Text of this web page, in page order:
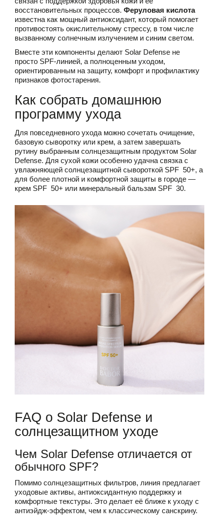
восстановительных процессов. Феруловая кислота
известна как мощный антиоксидант, который помогает
противостоять окислительному стрессу, в том числе
вызванному солнечным излучением и синим светом.
Вместе эти компоненты делают Solar Defense не
просто SPF-линией, а полноценным уходом,
ориентированным на защиту, комфорт и профилактику
признаков фотостарения.
Как собрать домашнюю
программу ухода
Для повседневного ухода можно сочетать очищение,
базовую сыворотку или крем, а затем завершать
рутину выбранным солнцезащитным продуктом Solar
Defense. Для сухой кожи особенно удачна связка с
увлажняющей солнцезащитной сывороткой SPF 50+, а
для более плотной и комфортной защиты в городе —
крем SPF 50+ или минеральный бальзам SPF 30.
FAQ о Solar Defense и
солнцезащитном уходе
Чем Solar Defense отличается от
обычного SPF?
Помимо солнцезащитных фильтров, линия предлагает
уходовые активы, антиоксидантную поддержку и
комфортные текстуры. Это делает её ближе к уходу с
антиэйдж-эффектом, чем к классическому санскрину.